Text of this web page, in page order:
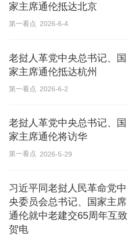
家主席通伦抵达北京
第一看点 2026-6-4
老挝人革党中央总书记、国
家主席通伦抵达杭州
第一看点 2026-6-2
老挝人革党中央总书记、国
家主席通伦将访华
第一看点 2026-5-29
习近平同老挝人民革命党中
央委员会总书记、国家主席
通伦就中老建交65周年互致
贺电